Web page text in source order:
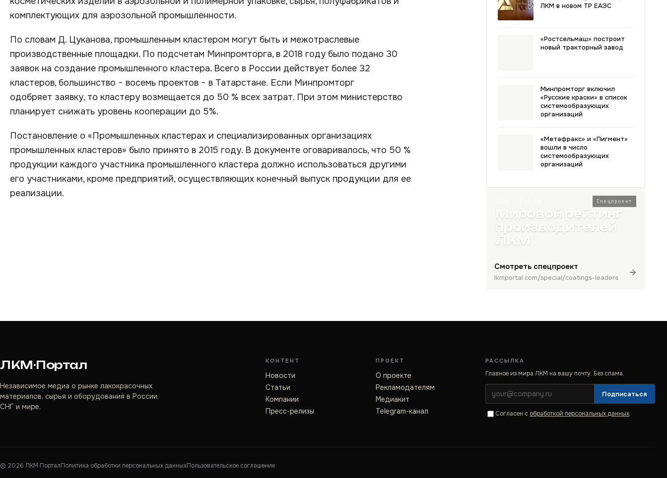
комплектующих для аэрозольной промышленности.
По словам Д. Цуканова, промышленным кластером могут быть и межотраслевые
производственные площадки. По подсчетам Минпромторга, в 2018 году было подано 30
заявок на создание промышленного кластера. Всего в России действует более 32
кластеров, большинство − восемь проектов − в Татарстане. Если Минпромторг
одобряет заявку, то кластеру возмещается до 50 % всех затрат. При этом министерство
планирует снижать уровень кооперации до 5%.
Постановление о «Промышленных кластерах и специализированных организациях
промышленных кластеров» было принято в 2015 году. В документе оговаривалось, что 50 %
продукции каждого участника промышленного кластера должно использоваться другими
его участниками, кроме предприятий, осуществляющих конечный выпуск продукции для ее
реализации.
ЛКМ в новом ТР ЕАЭС
«Ростсельмаш» построит
новый тракторный завод
Минпромторг включил
«Русские краски» в список
системообразующих
организаций
«Метафракс» и «Пигмент»
вошли в число
системообразующих
организаций
Спецпроект
Мировой рейтинг
производителей
ЛКМ
Смотреть спецпроект
lkmportal.com/special/coatings-leaders
ЛКМ·Портал
Независимое медиа о рынке лакокрасочных
материалов, сырья и оборудования в России,
СНГ и мире.
КОНТЕНТ
Новости
Статьи
Компании
Пресс-релизы
ПРОЕКТ
О проекте
Рекламодателям
Медиакит
Telegram-канал
РАССЫЛКА
Главное из мира ЛКМ на вашу почту. Без спама.
Подписаться
Согласен с обработкой персональных данных.
© 2026 ЛКМ·ПорталПолитика обработки персональных данныхПользовательское соглашение